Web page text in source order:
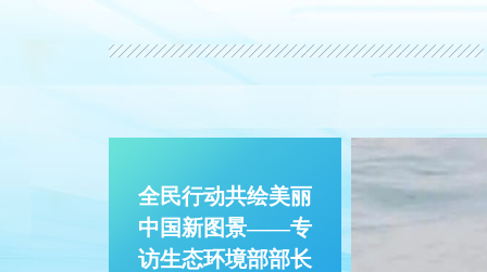
水生生物多样性研究和保护方面的工作，包
渔”政策实施，建立长江江豚繁育群体，持
护技术等。
全民行动共绘美丽
中国新图景——专
访生态环境部部长